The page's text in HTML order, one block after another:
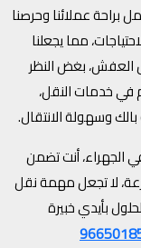
براحة عملائنا وحرصنا
مما يجعلنا
بغض النظر
خدمات النقل،
وسهولة الانتقال.
الجهراء، أنت تضمن
لا تجعل مهمة نقل
بأيدي خبيرة